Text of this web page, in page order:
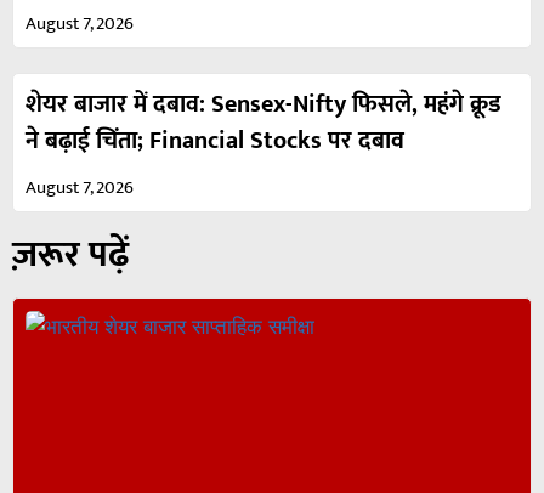
August 7, 2026
शेयर बाजार में दबाव: Sensex-Nifty फिसले, महंगे क्रूड
ने बढ़ाई चिंता; Financial Stocks पर दबाव
August 7, 2026
ज़रूर पढ़ें